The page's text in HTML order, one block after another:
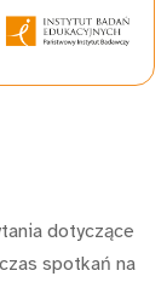
dotyczące
spotkań na